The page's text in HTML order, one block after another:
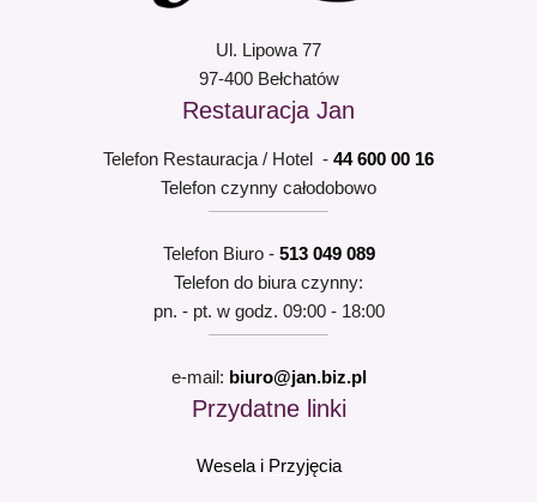
Ul. Lipowa 77
97-400 Bełchatów
Restauracja Jan
Telefon Restauracja / Hotel - 44 600 00 16
Telefon czynny całodobowo
Telefon Biuro - 513 049 089
Telefon do biura czynny:
pn. - pt. w godz. 09:00 - 18:00
e-mail: biuro@jan.biz.pl
Przydatne linki
Wesela i Przyjęcia